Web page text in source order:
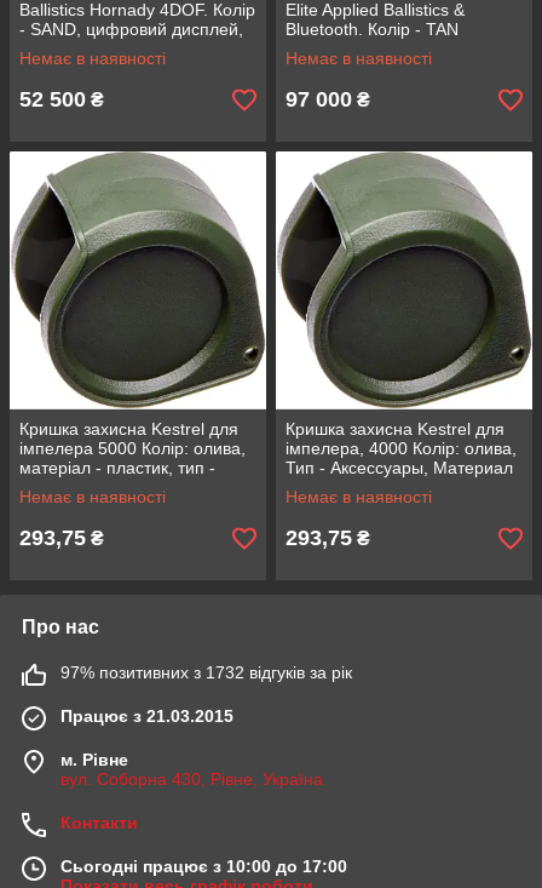
Ballistics Hornady 4DOF. Колір
- SAND, цифровий дисплей,
вага 121 г, розмір 127х45х28
мм
Немає в наявності
52 500 ₴
Elite Applied Ballistics &
Bluetooth. Колір - TAN
(пісочний). Вага - 121 г,
точність вимірювання
Немає в наявності
97 000 ₴
Кришка захисна Kestrel для
імпелера 5000 Колір: олива,
матеріал - пластик, тип -
аксесуари
Немає в наявності
293,75 ₴
Кришка захисна Kestrel для
імпелера, 4000 Колір: олива,
Тип - Аксессуары, Материал
- Пластик, Тип аксесуара -
кришка
Немає в наявності
293,75 ₴
Про нас
97% позитивних з 1732 відгуків за рік
Працює з 21.03.2015
м. Рівне
вул. Соборна 430, Рівне, Україна
Контакти
Сьогодні працює з 10:00 до 17:00